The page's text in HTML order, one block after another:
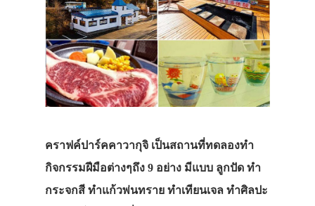
คราฟค์ปาร์คคาวากุจิ เป็นสถานที่ทดลองทำ
กิจกรรมฝีมือต่างๆถึง 9 อย่าง มีแบบ ลูกปัด ทำ
กระจกสี ทำแก้วพ่นทราย ทำเทียนเจล ทำศิลปะ
ประเทศญี่ปุ่น
เที่ยวญี่ปุ่นด้ว
เอง
รถบัส
เดินทาง
ทัวร์